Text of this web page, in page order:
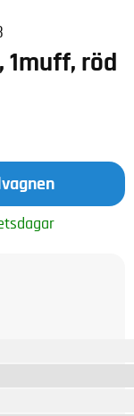
1muff, röd